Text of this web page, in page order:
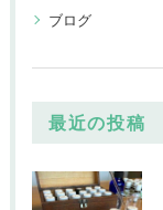
ブログ
最近の投稿